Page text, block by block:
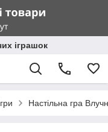
іграшок
Настільна гра